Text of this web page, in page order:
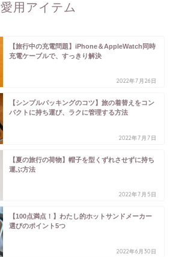
愛用アイテム
【旅行中の充電問題】iPhone＆AppleWatch同時
充電ケーブルで、すっきり解決
2022年7月26日
【シンプルパッキングのコツ】旅の着替えをコン
パクトに持ち運び、ラクに管理する方法
2022年7月7日
【夏の旅行の荷物】帽子を型くずれさせずに持ち
運ぶ方法
2022年7月5日
【100点満点！】わたし的ホットサンドメーカー
選びのポイント5つ
2022年6月30日